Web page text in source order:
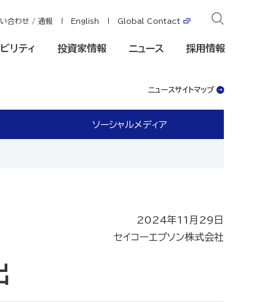
合わせ / 通報 English Global Contact
リティ 投資家情報 ニュース 採用情報
ニュースサイトマップ
ソーシャルメディア
2024年11月29日
セイコーエプソン株式会社